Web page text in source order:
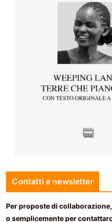
Contatti e newsletter
Per proposte di
o semplicemente per